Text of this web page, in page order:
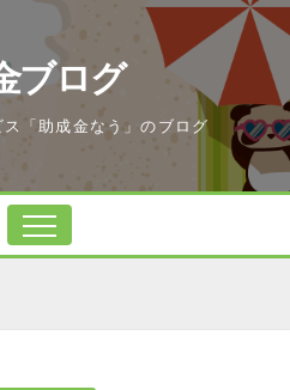
ブログ
「助成金なう」のブログ